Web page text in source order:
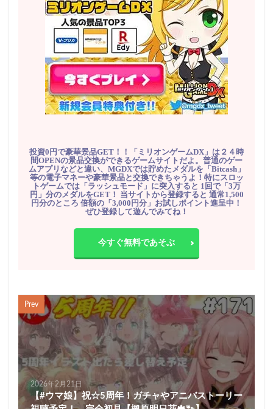
投資0円で豪華景品GET！！「ミリオンゲームDX」は２４時
間OPENの景品交換ができるゲームサイトだよ。普通のゲー
ムアプリなどと違い、MGDXでは貯めたメダルを「Bitcash」
等の電子マネーや豪華景品と交換できちゃうよ！特にスロッ
トゲームでは「ラッシュモード」に突入すると 1回で「3万
円」分のメダルをGET！ 当サイトから登録すると 通常1,500
円分のところ 倍額の「3,000円分」お試しポイント進呈中！
ぜひ登録して遊んでみてね！
今すぐ無料であそぶ
Prev
2026年2月21日
【#ウマ娘】祝☆5周年！ガチャやアニバストーリー